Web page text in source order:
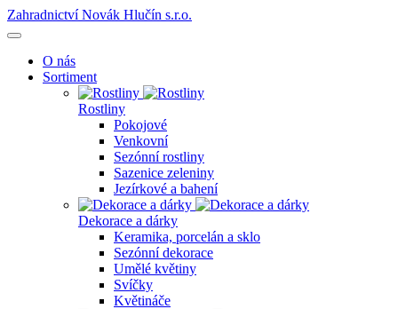
Zahradnictví Novák Hlučín s.r.o.
O nás
Sortiment
Rostliny
Pokojové
Venkovní
Sezónní rostliny
Sazenice zeleniny
Jezírkové a bahení
Dekorace a dárky
Keramika, porcelán a sklo
Sezónní dekorace
Umělé květiny
Svíčky
Květináče